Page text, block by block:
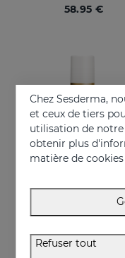
58.95 €
Chez Sesderma,
et ceux de tiers
utilisation de notre
obtenir plus
matière de cookies
Refuser tout